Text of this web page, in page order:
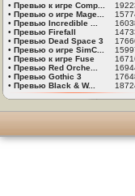
• Превью к игре Comp...
• Превью о игре Mage...
• Превью Incredible ...
• Превью Firefall
• Превью Dead Space 3
• Превью о игре SimC...
• Превью к игре Fuse
• Превью Red Orche...
• Превью Gothic 3
• Превью Black & W...